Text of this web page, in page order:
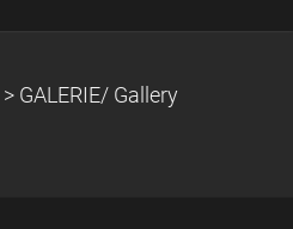
> GALERIE/ Gallery